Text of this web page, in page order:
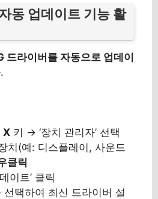
동 업데이트 기능 활
드라이버를 자동으로 업데이
X 키 → ‘장치 관리자’ 선택
치(예: 디스플레이, 사운드
클릭
이트’ 클릭
선택하여 최신 드라이버 설